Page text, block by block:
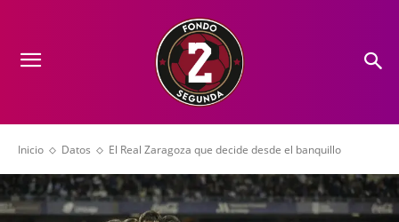
Inicio Datos El Real Zaragoza que decide desde el banquillo